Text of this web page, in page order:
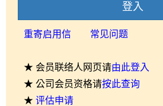
登入
重寄启用信 常见问题
★ 会员联络人网页请由此登入
★ 公司会员资格请按此查询
★ 评估申请